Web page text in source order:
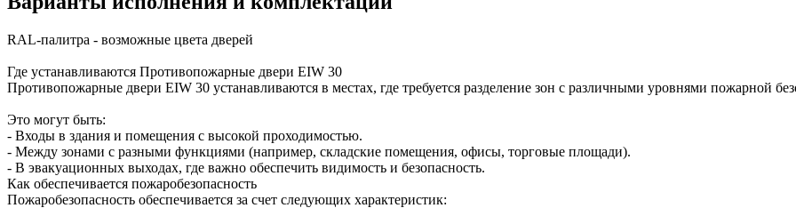
RAL-палитра - возможные цвета дверей
Где устанавливаются Противопожарные двери EIW 30
Противопожарные двери EIW 30 устанавливаются в местах, где требуется разделение зон с различными уровнями пожарной
Это могут быть:
- Входы в здания и помещения с высокой проходимостью.
- Между зонами с разными функциями (например, складские помещения, офисы, торговые площади).
- В эвакуационных выходах, где важно обеспечить видимость и безопасность.
Как обеспечивается пожаробезопасность
Пожаробезопасность обеспечивается за счет следующих характеристик: